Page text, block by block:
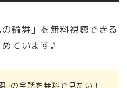
輪舞」を無料視聴できる
ています♪
｣の全話を無料で見たい！